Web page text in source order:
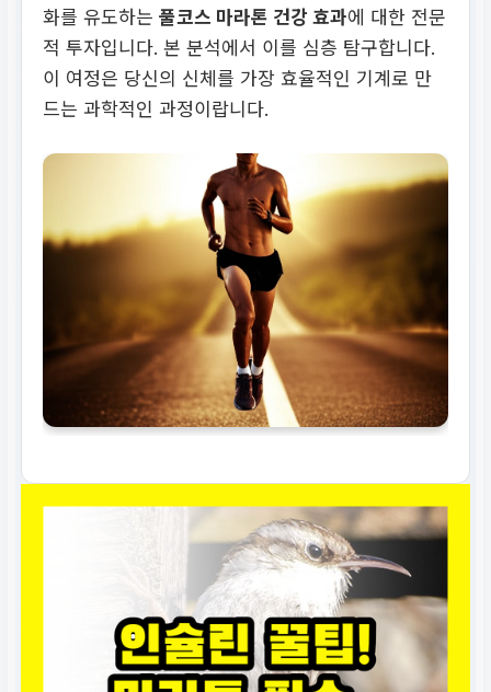
화를 유도하는풀코스 마라톤 건강 효과에 대한 전문
적 투자입니다. 본 분석에서 이를 심층 탐구합니다.
이 여정은 당신의 신체를 가장 효율적인 기계로 만
드는 과학적인 과정이랍니다.